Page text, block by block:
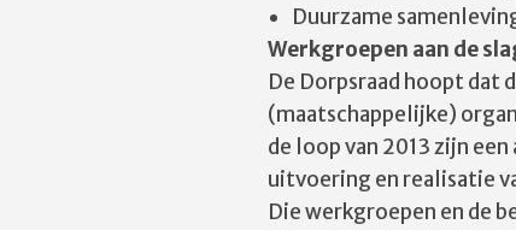
Duurzame
Werkgroepen aan de
De Dorpsraad hoopt dat
(maatschappelijke)
de loop van 2013 zijn
uitvoering en realisatie
Die werkgroepen en de